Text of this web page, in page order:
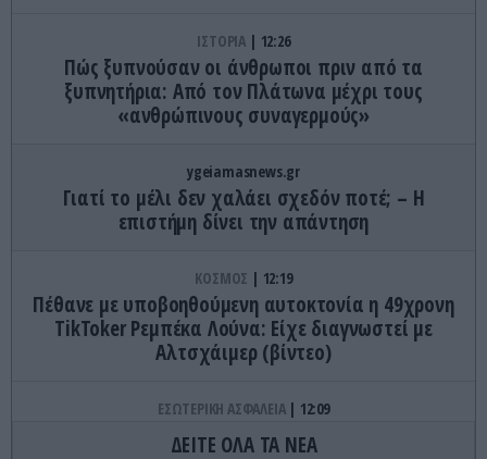
ΙΣΤΟΡΙΑ 12:26
Πώς ξυπνούσαν οι άνθρωποι πριν από τα
ξυπνητήρια: Από τον Πλάτωνα μέχρι τους
«ανθρώπινους συναγερμούς»
ygeiamasnews.gr
Γιατί το μέλι δεν χαλάει σχεδόν ποτέ; – Η
επιστήμη δίνει την απάντηση
ΚΟΣΜΟΣ 12:19
Πέθανε με υποβοηθούμενη αυτοκτονία η 49χρονη
TikToker Ρεμπέκα Λούνα: Είχε διαγνωστεί με
Αλτσχάιμερ (βίντεο)
ΕΣΩΤΕΡΙΚΗ ΑΣΦΑΛΕΙΑ 12:09
Ελικόπτερο προσγειώθηκε στο Σαρακήνικο της
ΔΕΙΤΕ ΟΛΑ ΤΑ ΝΕΑ